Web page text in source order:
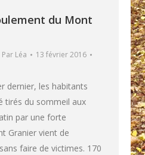
du Mont
Par Léa
13 février 2016
dernier, les habitants
tirés du sommeil aux
par une forte
Granier vient de
faire de victimes. 170